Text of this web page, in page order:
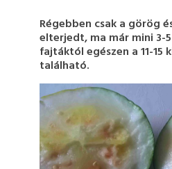
Régebben csak a görög
elterjedt, ma már mini 3-
fajtáktól egészen a 11-15
található.